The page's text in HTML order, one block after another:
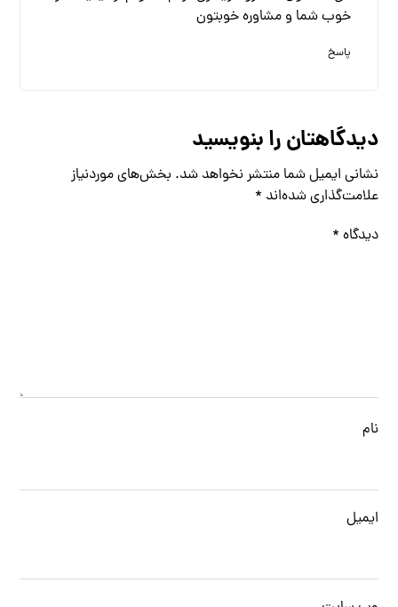
خوب شما و مشاوره خوبتون
پاسخ
دیدگاهتان را بنویسید
نشانی ایمیل شما منتشر نخواهد شد. بخش‌های موردنیاز
علامت‌گذاری شده‌اند *
دیدگاه *
نام
ایمیل